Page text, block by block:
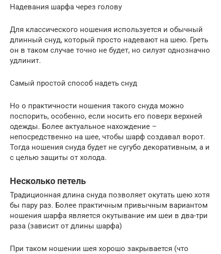
Надевания шарфа через голову
Для классического ношения используется и обычный
длинный снуд, который просто надевают на шею. Греть
он в таком случае точно не будет, но силуэт однозначно
удлинит.
Самый простой способ надеть снуд
Но о практичности ношения такого снуда можно
поспорить, особенно, если носить его поверх верхней
одежды. Более актуальное нахождение –
непосредственно на шее, чтобы шарф создавал ворот.
Тогда ношения снуда будет не сугубо декоративным, а и
с целью защиты от холода.
Несколько петель
Традиционная длина снуда позволяет окутать шею хотя
бы пару раз. Более практичным привычным вариантом
ношения шарфа является окутывание им шеи в два-три
раза (зависит от длины шарфа)
При таком ношении шея хорошо закрывается (что